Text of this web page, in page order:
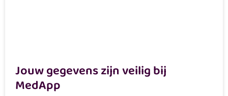
Jouw gegevens zijn veilig bij
MedApp